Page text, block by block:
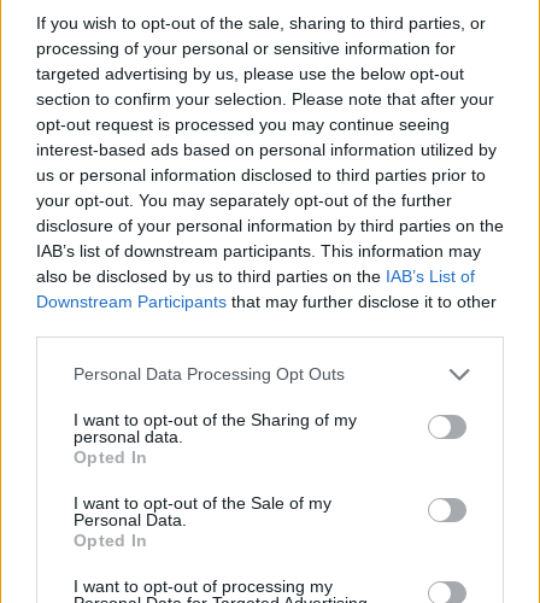
If you wish to opt-out of the sale, sharing to third parties, or
processing of your personal or sensitive information for
targeted advertising by us, please use the below opt-out
section to confirm your selection. Please note that after your
opt-out request is processed you may continue seeing
interest-based ads based on personal information utilized by
us or personal information disclosed to third parties prior to
your opt-out. You may separately opt-out of the further
disclosure of your personal information by third parties on the
IAB’s list of downstream participants. This information may
also be disclosed by us to third parties on the IAB’s List of
Downstream Participants that may further disclose it to other
Personal Data Processing Opt Outs
I want to opt-out of the Sharing of my
personal data.
Opted In
I want to opt-out of the Sale of my
Personal Data.
Opted In
I want to opt-out of processing my
Amire többmillióan vártunk: szombattól másodfokúra
csökken a riasztás
Pest megye
Fából épül Budakeszi új óvodája